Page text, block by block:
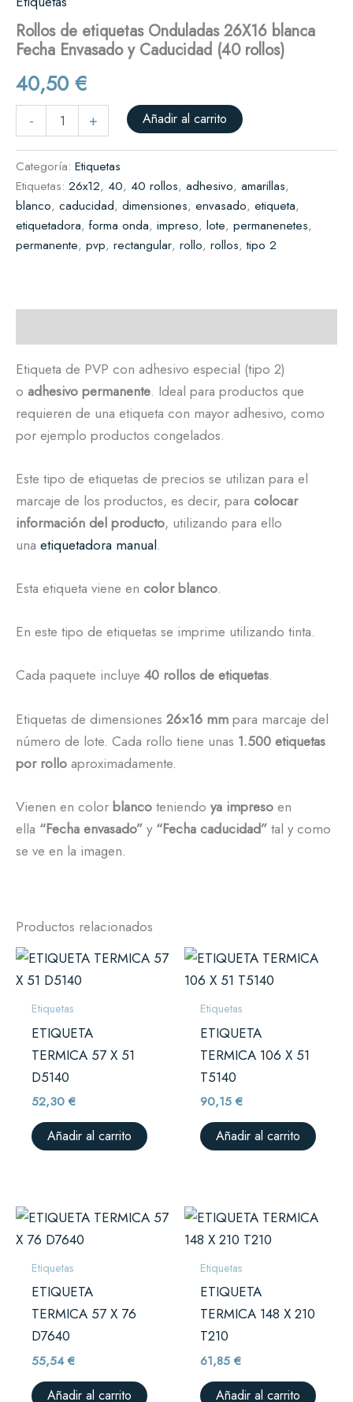
Rollos de etiquetas Onduladas 26X16 blanca
Fecha Envasado y Caducidad (40 rollos)
40,50 €
- + Añadir al carrito
Categoría: Etiquetas
Etiquetas: 26x12, 40, 40 rollos, adhesivo, amarillas,
blanco, caducidad, dimensiones, envasado, etiqueta,
etiquetadora, forma onda, impreso, lote, permanenetes,
permanente, pvp, rectangular, rollo, rollos,tipo 2
Etiqueta de PVP con adhesivo especial (tipo 2)
o adhesivo permanente. Ideal para productos que
requieren de una etiqueta con mayor adhesivo, como
por ejemplo productos congelados.
Este tipo de etiquetas de precios se utilizan para el
marcaje de los productos, es decir, para colocar
información del producto, utilizando para ello
una etiquetadora manual.
Esta etiqueta viene en color blanco.
En este tipo de etiquetas se imprime utilizando tinta.
Cada paquete incluye 40 rollos de etiquetas.
Etiquetas de dimensiones 26×16 mm para marcaje del
número de lote. Cada rollo tiene unas 1.500 etiquetas
por rollo aproximadamente.
Vienen en color blanco teniendo ya impreso en
ella “Fecha envasado” y “Fecha caducidad” tal y como
se ve en la imagen.
Productos relacionados
Etiquetas
ETIQUETA
TERMICA 57 X 51
D5140
52,30€
Añadir al carrito
Etiquetas
ETIQUETA
TERMICA 106 X 51
T5140
90,15€
Añadir al carrito
Etiquetas
ETIQUETA
TERMICA 57 X 76
D7640
55,54€
Añadir al carrito
Etiquetas
ETIQUETA
TERMICA 148 X 210
T210
61,85€
Añadir al carrito